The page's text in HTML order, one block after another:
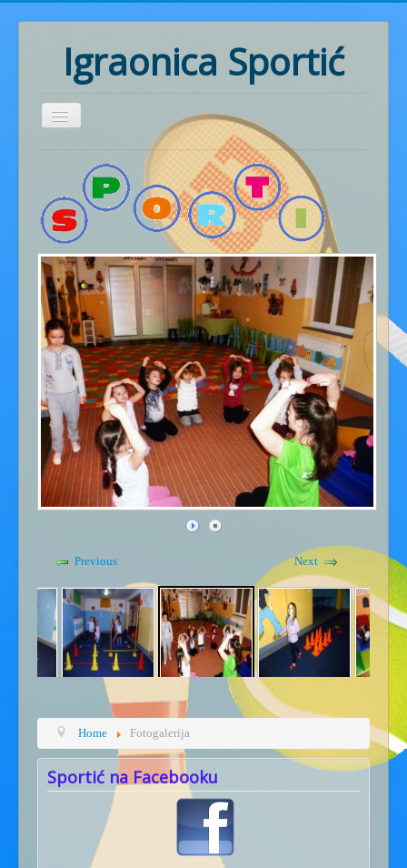
Igraonica Sportić
Rođendani
Pozivnice
Radionice
Ritmika
Naš rad
Fotogalerija
Cjenik usluga
Gdje smo - kontakt
Kućni red
Previous Next
Home Fotogalerija
Sportić na Facebooku